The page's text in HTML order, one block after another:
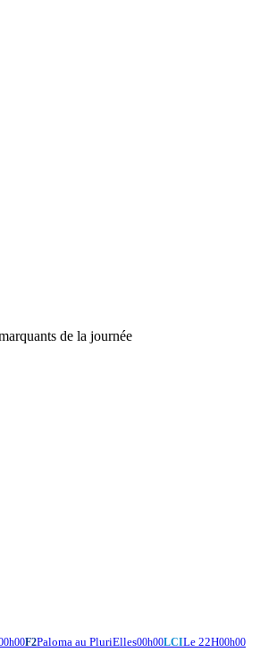
de la journée
F2Paloma au PluriElles00h00LCILe 22H00h00